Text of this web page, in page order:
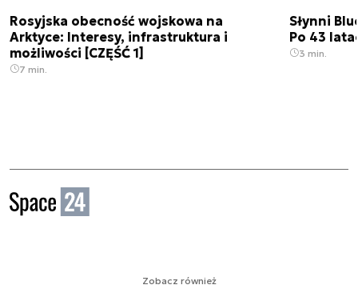
Rosyjska obecność wojskowa na
Arktyce: Interesy, infrastruktura i
możliwości [CZĘŚĆ 1]
7 min.
Słynni
Po 43
3 min.
Zobacz również